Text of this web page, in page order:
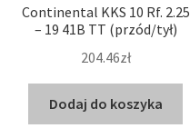
Continental KKS 10 Rf. 2.25
– 19 41B TT (przód/tył)
204.46zł
Dodaj do koszyka